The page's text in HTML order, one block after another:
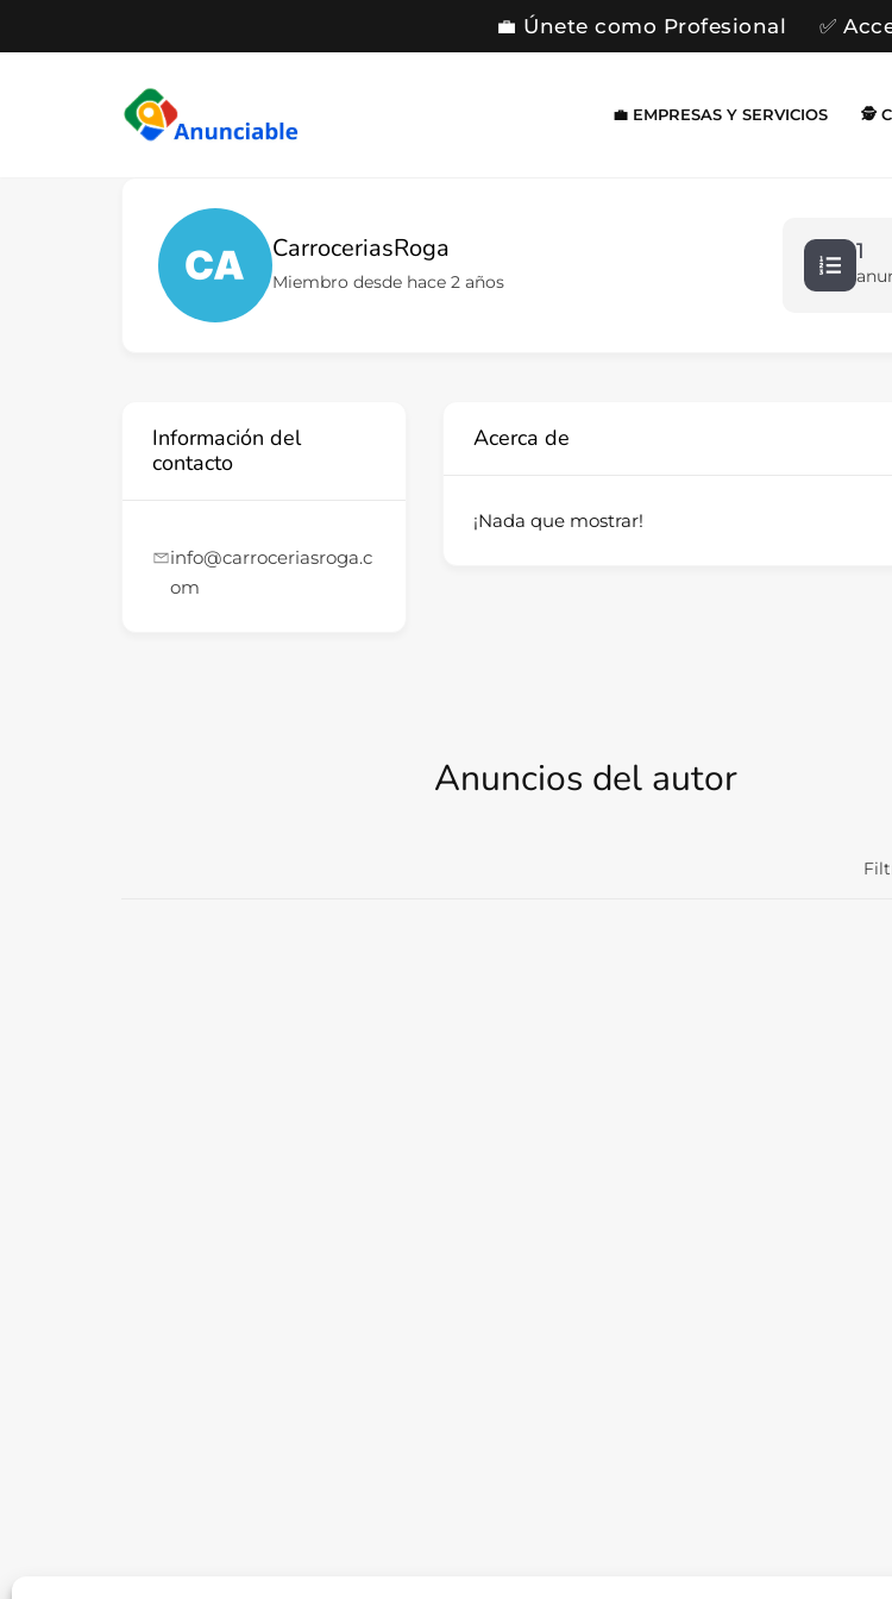
💼 Únete como Profesional ✅
💼 EMPRESAS Y SERVICIOS 🕵️
CarroceriasRoga
Miembro desde hace 2 años
1
Información del
contacto
info@carroceriasroga.c
om
Acerca de
¡Nada que mostrar!
Anuncios del autor